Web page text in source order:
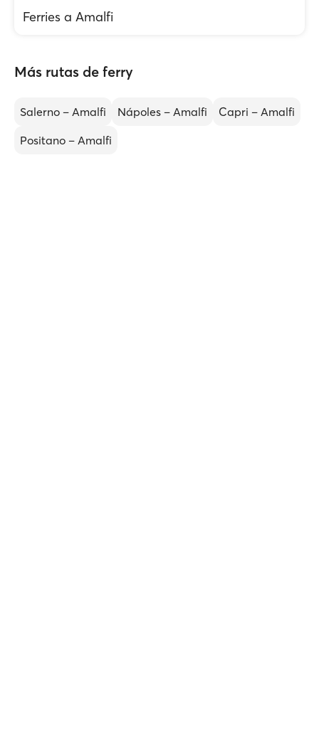
Ferries a Amalfi
Más rutas de ferry
Salerno – Amalfi Nápoles – Amalfi
Capri – Amalfi
Positano – Amalfi